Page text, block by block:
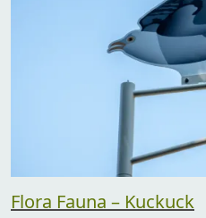
Flora Fauna – Kuckuck